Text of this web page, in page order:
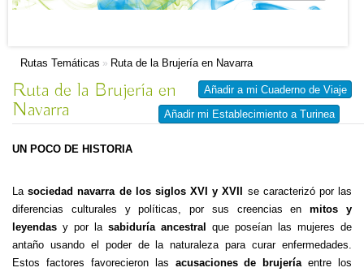
Rutas Temáticas » Ruta de la Brujería en Navarra
Añadir a mi Cuaderno de Viaje
Añadir mi Establecimiento a Turinea
Ruta de la Brujería en
Navarra
UN POCO DE HISTORIA
Lasociedad navarra de los siglos XVI y XVII se caracterizó por las
diferencias culturales y políticas, por sus creencias enmitos y
leyendas y por la sabiduría ancestral
que poseían las mujeres de
antaño usando el poder de la naturaleza para curar enfermedades.
Estos factores favorecieron las acusaciones de brujeríaentre los